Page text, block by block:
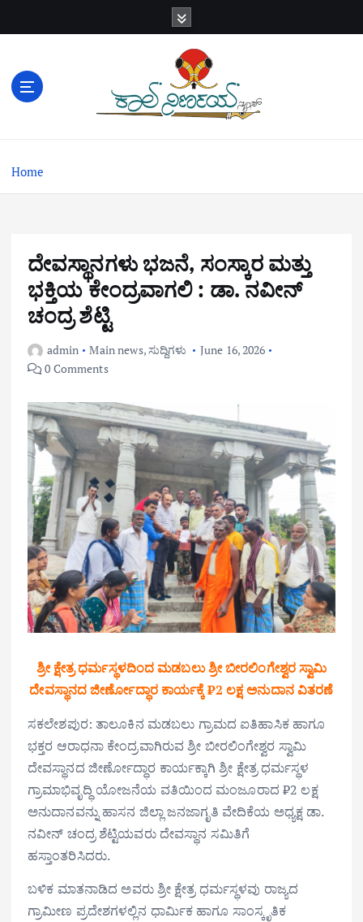
e
Home
ದೇವಸ್ಥಾನಗಳು ಭಜನೆ, ಸಂಸ್ಕಾರ ಮತ್ತು
ಭಕ್ತಿಯ ಕೇಂದ್ರವಾಗಲಿ : ಡಾ. ನವೀನ್
ಚಂದ್ರ ಶೆಟ್ಟಿ
admin Main news,ಸುದ್ದಿಗಳು
June 16, 2026
0 Comments
ಶ್ರೀ ಕ್ಷೇತ್ರ ಧರ್ಮಸ್ಥಳದಿಂದ ಮಡಬಲು ಶ್ರೀ ಬೀರಲಿಂಗೇಶ್ವರ ಸ್ವಾಮಿ
ದೇವಸ್ಥಾನದ ಜೀರ್ಣೋದ್ಧಾರ ಕಾರ್ಯಕ್ಕೆ ₹2 ಲಕ್ಷ ಅನುದಾನ ವಿತರಣೆ
ಸಕಲೇಶಪುರ: ತಾಲೂಕಿನ ಮಡಬಲು ಗ್ರಾಮದ ಐತಿಹಾಸಿಕ ಹಾಗೂ
ಭಕ್ತರ ಆರಾಧನಾ ಕೇಂದ್ರವಾಗಿರುವ ಶ್ರೀ ಬೀರಲಿಂಗೇಶ್ವರ ಸ್ವಾಮಿ
ದೇವಸ್ಥಾನದ ಜೀರ್ಣೋದ್ಧಾರ ಕಾರ್ಯಕ್ಕಾಗಿ ಶ್ರೀ ಕ್ಷೇತ್ರ ಧರ್ಮಸ್ಥಳ
ಗ್ರಾಮಾಭಿವೃದ್ಧಿ ಯೋಜನೆಯ ವತಿಯಿಂದ ಮಂಜೂರಾದ ₹2 ಲಕ್ಷ
ಅನುದಾನವನ್ನು ಹಾಸನ ಜಿಲ್ಲಾ ಜನಜಾಗೃತಿ ವೇದಿಕೆಯ ಅಧ್ಯಕ್ಷ ಡಾ.
ನವೀನ್ ಚಂದ್ರ ಶೆಟ್ಟಿಯವರು ದೇವಸ್ಥಾನ ಸಮಿತಿಗೆ
ಹಸ್ತಾಂತರಿಸಿದರು.
ಬಳಿಕ ಮಾತನಾಡಿದ ಅವರು ಶ್ರೀ ಕ್ಷೇತ್ರ ಧರ್ಮಸ್ಥಳವು ರಾಜ್ಯದ
ಗ್ರಾಮೀಣ ಪ್ರದೇಶಗಳಲ್ಲಿನ ಧಾರ್ಮಿಕ ಹಾಗೂ ಸಾಂಸ್ಕೃತಿಕ